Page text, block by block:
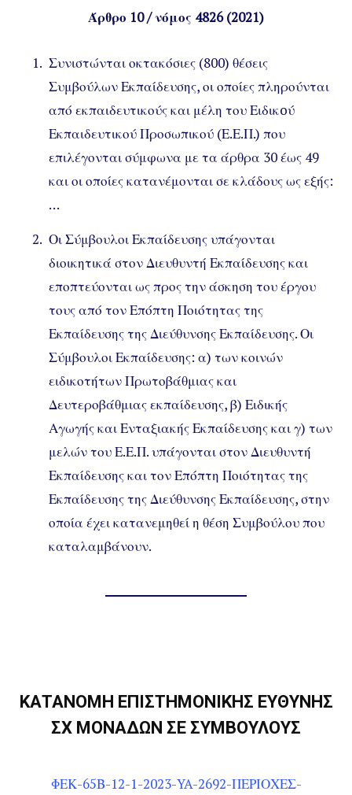
Άρθρο 10 / νόμος 4826 (2021)
Συνιστώνται οκτακόσιες (800) θέσεις
Συμβούλων Εκπαίδευσης, οι οποίες πληρούνται
από εκπαιδευτικούς και μέλη του Ειδικoύ
Εκπαιδευτικού Προσωπικού (Ε.Ε.Π.) που
επιλέγονται σύμφωνα με τα άρθρα 30 έως 49
και οι οποίες κατανέμονται σε κλάδους ως εξής:
…
Οι Σύμβουλοι Εκπαίδευσης υπάγονται
διοικητικά στον Διευθυντή Εκπαίδευσης και
εποπτεύονται ως προς την άσκηση του έργου
τους από τον Επόπτη Ποιότητας της
Εκπαίδευσης της Διεύθυνσης Εκπαίδευσης. Οι
Σύμβουλοι Εκπαίδευσης: α) των κοινών
ειδικοτήτων Πρωτοβάθμιας και
Δευτεροβάθμιας εκπαίδευσης, β) Ειδικής
Αγωγής και Ενταξιακής Εκπαίδευσης και γ) των
μελών του Ε.Ε.Π. υπάγονται στον Διευθυντή
Εκπαίδευσης και τον Επόπτη Ποιότητας της
Εκπαίδευσης της Διεύθυνσης Εκπαίδευσης, στην
οποία έχει κατανεμηθεί η θέση Συμβούλου που
καταλαμβάνουν.
ΚΑΤΑΝΟΜΗ ΕΠΙΣΤΗΜΟΝΙΚΗΣ ΕΥΘΥΝΗΣ
ΣΧ ΜΟΝΑΔΩΝ ΣΕ ΣΥΜΒΟΥΛΟΥΣ
ΦΕΚ-65Β-12-1-2023-YA-2692-ΠΕΡΙΟΧΕΣ-